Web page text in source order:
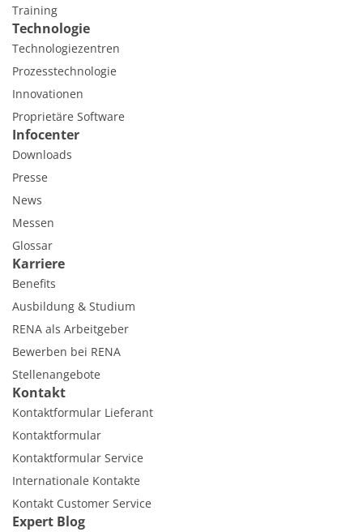
Training
Technologie
Technologiezentren
Prozesstechnologie
Innovationen
Proprietäre Software
Infocenter
Downloads
Presse
News
Messen
Glossar
Karriere
Benefits
Ausbildung & Studium
RENA als Arbeitgeber
Bewerben bei RENA
Stellenangebote
Kontakt
Kontaktformular Lieferant
Kontaktformular
Kontaktformular Service
Internationale Kontakte
Kontakt Customer Service
Expert Blog